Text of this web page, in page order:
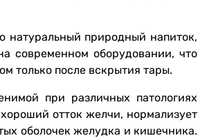
натуральный природный напиток,
современном оборудовании, что
только после вскрытия тары.
при различных патологиях
отток желчи, нормализует
оболочек желудка и кишечника.